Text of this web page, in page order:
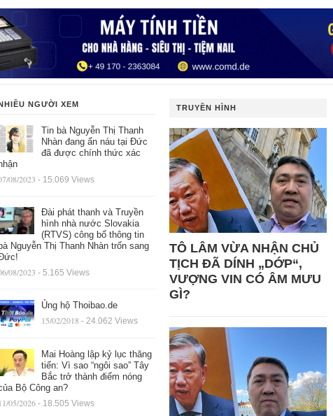
NGƯỜI XEM
Tin bà Nguyễn Thị Thanh
Nhàn đang ẩn náu tại Đức
đã được chính thức xác
08/2023 - 15.069 Views
Đài phát thanh và Truyền
hình nhà nước Slovakia
(RTVS) công bố thông tin
bà Nguyễn Thị Thanh Nhàn trốn sang
08/2023 - 5.165 Views
Ủng hộ Thoibao.de
15/02/2018 - 24.062 Views
Mai Hoàng lập kỷ lục thăng
tiến: Vì sao “ngôi sao” Tây
Bắc trở thành điểm nóng
Bộ Công an?
11/05/2026 - 18.505 Views
TRUYỀN HÌNH
TÔ LÂM VỪA NHẬN CHỦ
TỊCH ĐÃ DÍNH „DỚP“,
VƯỢNG VIN CÓ ÂM MƯU
GÌ?